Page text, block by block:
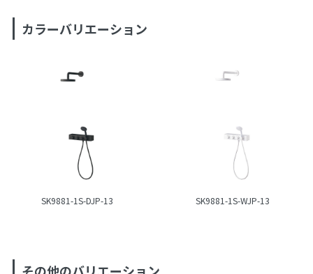
カラーバリエーション
SK9881-1S-DJP-13 SK9881-1S-WJP-13